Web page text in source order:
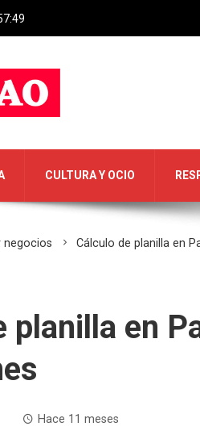
CULTURA Y OCIO
negocios Cálculo de planilla en
planilla en
Hace 11 meses